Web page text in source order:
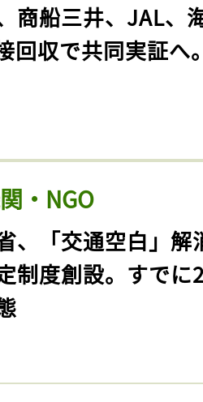
商船三井、JAL、
回収で共同実証へ
・NGO
、「交通空白」解
制度創設。すでに